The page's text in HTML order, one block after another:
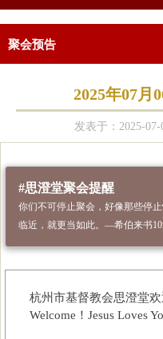
聚会预告
2025年07月
发表于：2025-
#思澄堂聚会提醒
你们不可停止聚会，好像那些停
临近，就更当如此。—希伯来书10
杭州市基督教会思澄堂欢
Welcome！Jesus Loves